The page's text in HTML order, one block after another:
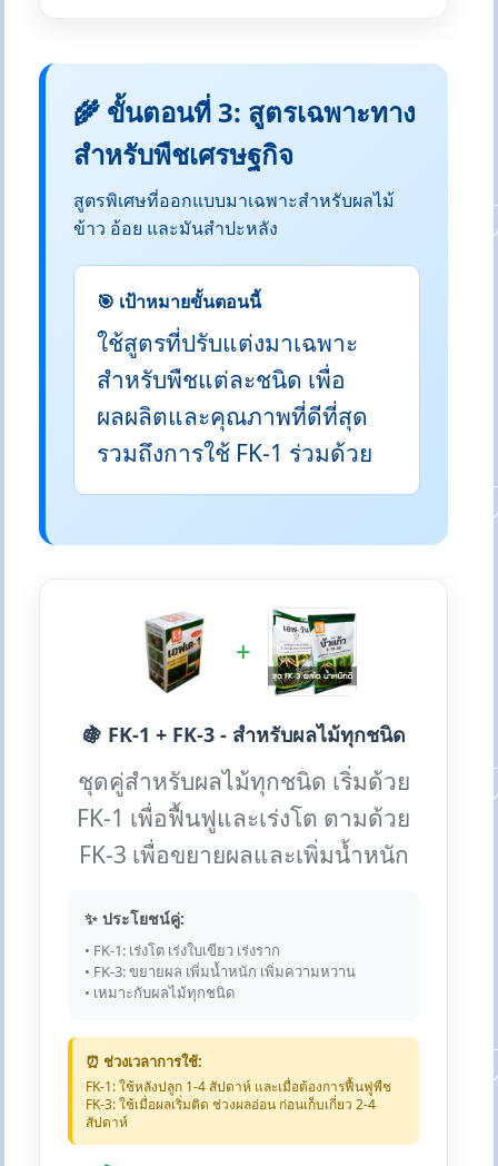
🌾 ขั้นตอนที่ 3: สูตรเฉพาะทาง
สำหรับพืชเศรษฐกิจ
สูตรพิเศษที่ออกแบบมาเฉพาะสำหรับผลไม้
ข้าว อ้อย และมันสำปะหลัง
🎯 เป้าหมายขั้นตอนนี้
ใช้สูตรที่ปรับแต่งมาเฉพาะ
สำหรับพืชแต่ละชนิด เพื่อ
ผลผลิตและคุณภาพที่ดีที่สุด
รวมถึงการใช้ FK-1 ร่วมด้วย
+
🍇 FK-1 + FK-3 - สำหรับผลไม้ทุกชนิด
ชุดคู่สำหรับผลไม้ทุกชนิด เริ่มด้วย
FK-1 เพื่อฟื้นฟูและเร่งโต ตามด้วย
FK-3 เพื่อขยายผลและเพิ่มน้ำหนัก
✨ ประโยชน์คู่:
• FK-1: เร่งโต เร่งใบเขียว เร่งราก
• FK-3: ขยายผล เพิ่มน้ำหนัก เพิ่มความหวาน
• เหมาะกับผลไม้ทุกชนิด
⏰ ช่วงเวลาการใช้:
FK-1: ใช้หลังปลูก 1-4 สัปดาห์ และเมื่อต้องการฟื้นฟูพืช
FK-3: ใช้เมื่อผลเริ่มติด ช่วงผลอ่อน ก่อนเก็บเกี่ยว 2-4
สัปดาห์